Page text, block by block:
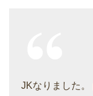
JKなりました。